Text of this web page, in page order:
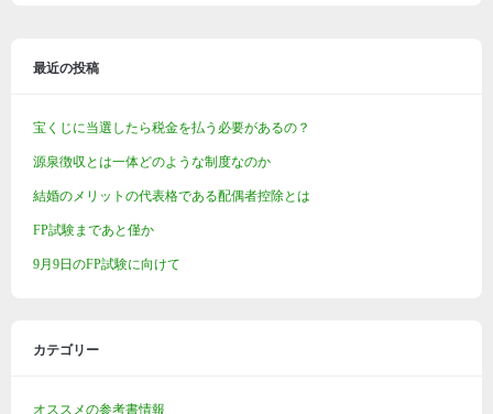
最近の投稿
宝くじに当選したら税金を払う必要があるの？
源泉徴収とは一体どのような制度なのか
結婚のメリットの代表格である配偶者控除とは
FP試験まであと僅か
9月9日のFP試験に向けて
カテゴリー
オススメの参考書情報